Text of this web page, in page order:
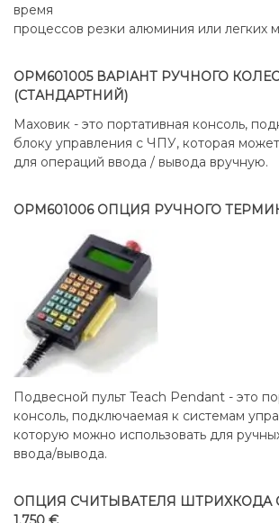
время
процессов резки алюминия или легких
OPM601005 ВАРІАНТ РУЧНОГО
(СТАНДАРТНИЙ)
Маховик - это портативная консоль,
блоку управления с ЧПУ, которая может
для операций ввода / вывода вручную.
OPM601006 ОПЦИЯ РУЧНОГО
Подвесной пульт Teach Pendant - это
консоль, подключаемая к системам
которую можно использовать для
ввода/вывода.
ОПЦИЯ СЧИТЫВАТЕЛЯ ШТРИХКОДА